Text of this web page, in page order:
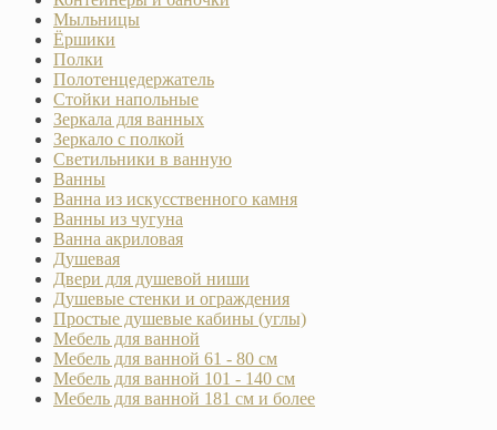
Мыльницы
Ёршики
Полки
Полотенцедержатель
Стойки напольные
Зеркала для ванных
Зеркало с полкой
Светильники в ванную
Ванны
Ванна из искусственного камня
Ванны из чугуна
Ванна акриловая
Душевая
Двери для душевой ниши
Душевые стенки и ограждения
Простые душевые кабины (углы)
Мебель для ванной
Мебель для ванной 61 - 80 см
Мебель для ванной 101 - 140 см
Мебель для ванной 181 см и более